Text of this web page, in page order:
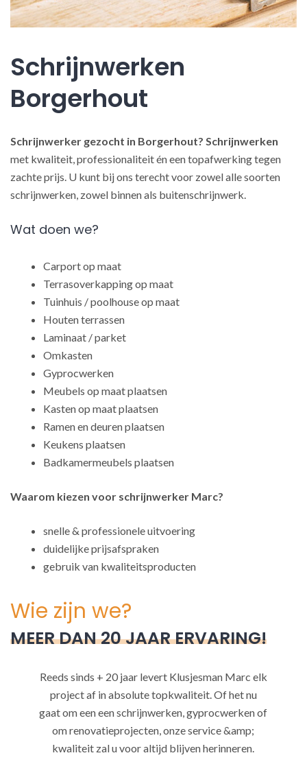
Schrijnwerken
Borgerhout
Schrijnwerker gezocht in Borgerhout? Schrijnwerken
met kwaliteit, professionaliteit én een topafwerking tegen
zachte prijs. U kunt bij ons terecht voor zowel alle soorten
schrijnwerken, zowel binnen als buitenschrijnwerk.
Wat doen we?
Carport op maat
Terrasoverkapping op maat
Tuinhuis / poolhouse op maat
Houten terrassen
Laminaat / parket
Omkasten
Gyprocwerken
Meubels op maat plaatsen
Kasten op maat plaatsen
Ramen en deuren plaatsen
Keukens plaatsen
Badkamermeubels plaatsen
Waarom kiezen voor schrijnwerker Marc?
snelle & professionele uitvoering
duidelijke prijsafspraken
gebruik van kwaliteitsproducten
Wie zijn we?
MEER DAN 20 JAAR ERVARING!
Reeds sinds + 20 jaar levert Klusjesman Marc elk
project af in absolute topkwaliteit. Of het nu
gaat om een een schrijnwerken, gyprocwerken of
om renovatieprojecten, onze service &amp;
kwaliteit zal u voor altijd blijven herinneren.